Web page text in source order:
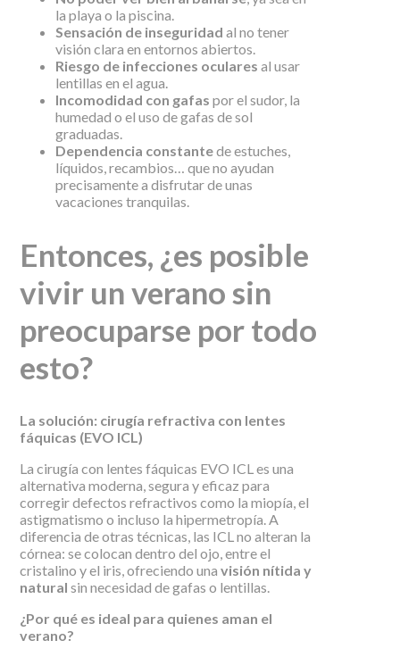
la playa o la piscina.
Sensación de inseguridad al no tener
visión clara en entornos abiertos.
Riesgo de infecciones oculares al usar
lentillas en el agua.
Incomodidad con gafas por el sudor, la
humedad o el uso de gafas de sol
graduadas.
Dependencia constantede estuches,
líquidos, recambios… que no ayudan
precisamente a disfrutar de unas
vacaciones tranquilas.
Entonces, ¿es posible
vivir un verano sin
preocuparse por todo
esto?
La solución: cirugía refractiva con lentes
fáquicas (EVO ICL)
La cirugía con lentes fáquicas EVO ICL es una
alternativa moderna, segura y eficaz para
corregir defectos refractivos como la miopía, el
astigmatismo o incluso la hipermetropía. A
diferencia de otras técnicas, las ICL no alteran la
córnea: se colocan dentro del ojo, entre el
cristalino y el iris, ofreciendo una visión nítida y
natural sin necesidad de gafas o lentillas.
¿Por qué es ideal para quienes aman el
verano?